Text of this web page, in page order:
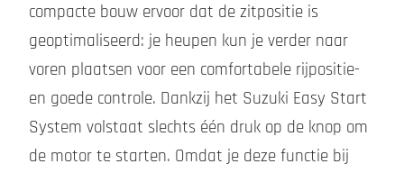
compacte bouw ervoor dat de zitpositie is
geoptimaliseerd: je heupen kun je verder naar
voren plaatsen voor een comfortabele rijpositie-
en goede controle. Dankzij het Suzuki Easy Start
System volstaat slechts één druk op de knop om
de motor te starten. Omdat je deze functie bij